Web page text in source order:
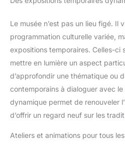
Le musée n’est pas un lieu figé. Il
programmation culturelle variée,
expositions temporaires. Celles-ci
mettre en lumière un aspect
d’approfondir une thématique ou
contemporains à dialoguer avec
dynamique permet de renouveler
d’offrir un regard neuf sur les
Ateliers et animations pour tous